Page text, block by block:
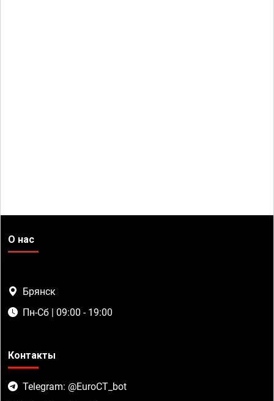
О нас
Брянск
Пн-Сб | 09:00 - 19:00
Контакты
Telegram: @EuroCT_bot